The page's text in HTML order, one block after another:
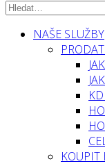
NAŠE SLUŽBY
KOUPIT